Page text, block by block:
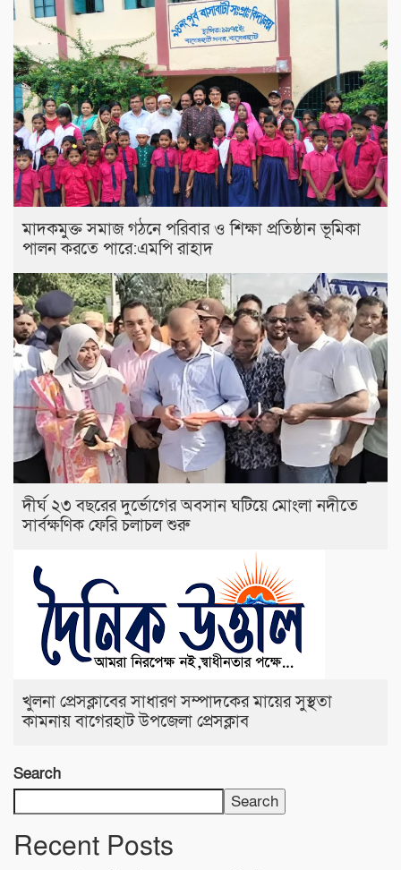
মাদকমুক্ত সমাজ গঠনে পরিবার ও শিক্ষা প্রতিষ্ঠান ভূমিকা
পালন করতে পারে:এমপি রাহাদ
দীর্ঘ ২৩ বছরের দুর্ভোগের অবসান ঘটিয়ে মোংলা নদীতে
সার্বক্ষণিক ফেরি চলাচল শুরু
খুলনা প্রেসক্লাবের সাধারণ সম্পাদকের মায়ের সুস্থতা
কামনায় বাগেরহাট উপজেলা প্রেসক্লাব
Search
Search
Recent Posts